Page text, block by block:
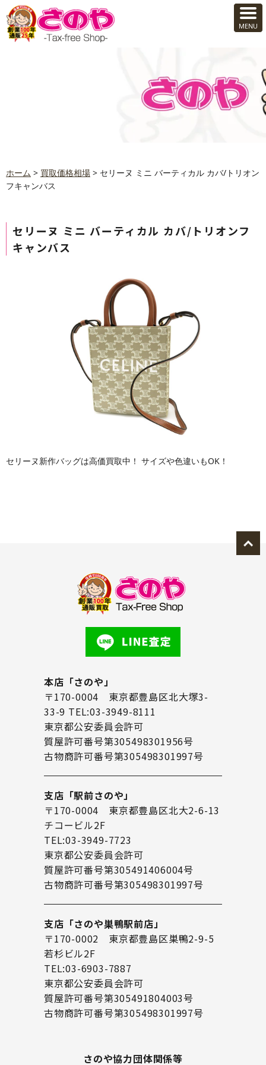
ホーム > 買取価格相場 > セリーヌ ミニ バーティカル カバ/トリオン
フキャンバス
セリーヌ ミニ バーティカル カバ/トリオンフ
キャンバス
セリーヌ新作バッグは高価買取中！ サイズや色違いもOK！
本店「さのや」
〒170-0004 東京都豊島区北大塚3-
33-9 TEL:03-3949-8111
東京都公安委員会許可
質屋許可番号第305498301956号
古物商許可番号第305498301997号
支店「駅前さのや」
〒170-0004 東京都豊島区北大2-6-13
チコービル2F
TEL:03-3949-7723
東京都公安委員会許可
質屋許可番号第305491406004号
古物商許可番号第305498301997号
支店「さのや巣鴨駅前店」
〒170-0002 東京都豊島区巣鴨2-9-5
若杉ビル2F
TEL:03-6903-7887
東京都公安委員会許可
質屋許可番号第305491804003号
古物商許可番号第305498301997号
さのや協力団体関係等